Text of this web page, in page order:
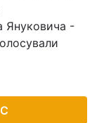
Януковича -